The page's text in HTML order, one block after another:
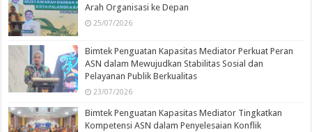
Arah Organisasi ke Depan
25/07/2026
Bimtek Penguatan Kapasitas Mediator Perkuat Peran
ASN dalam Mewujudkan Stabilitas Sosial dan
Pelayanan Publik Berkualitas
23/07/2026
Bimtek Penguatan Kapasitas Mediator Tingkatkan
Kompetensi ASN dalam Penyelesaian Konflik